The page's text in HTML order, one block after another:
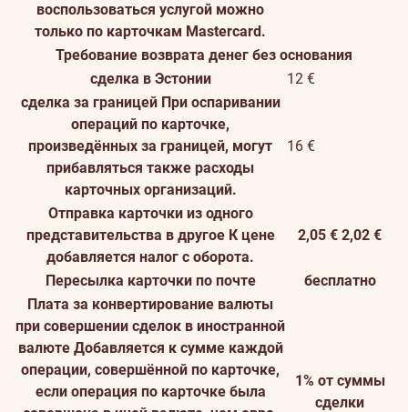
воспользоваться услугой можно
только по карточкам Mastercard.
Требование возврата денег без основания
сделка в Эстонии
12 €
сделка за границей При оспаривании
операций по карточке,
произведённых за границей, могут
прибавляться также расходы
карточных организаций.
16 €
Отправка карточки из одного
представительства в другое К цене
добавляется налог с оборота.
2,05 € 2,02 €
Пересылка карточки по почте
бесплатно
Плата за конвертирование валюты
при совершении сделок в иностранной
валюте Добавляется к сумме каждой
операции, совершённой по карточке,
если операция по карточке была
1% от суммы
сделки